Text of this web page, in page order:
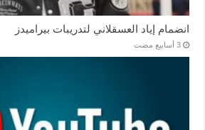
انضمام إياد العسقلاني لتدريبات بيراميدز
‏3 أسابيع مضت